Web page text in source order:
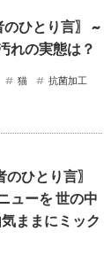
ひとり言〗 ~
の実態は？
猫
抗菌加工
ひとり言〗
ューを 世の中
ままにミック